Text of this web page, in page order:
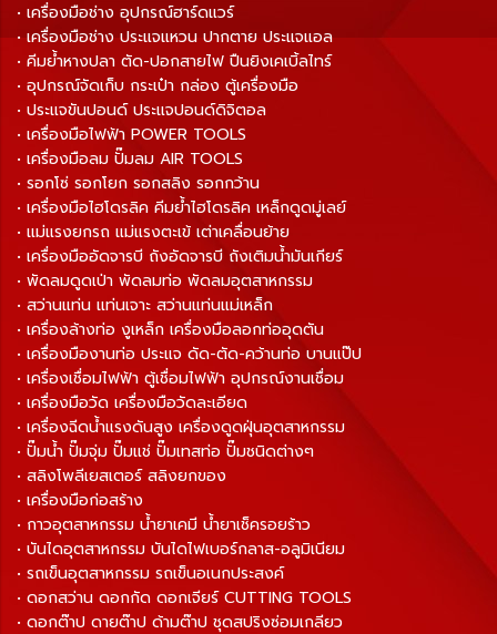
• เครื่องมือช่าง อุปกรณ์ฮาร์ดแวร์
• เครื่องมือช่าง ประแจแหวน ปากตาย ประแจแอล
• คีมย้ำหางปลา ตัด-ปอกสายไฟ ปืนยิงเคเบิ้ลไทร์
• อุปกรณ์จัดเก็บ กระเป๋า กล่อง ตู้เครื่องมือ
• ประแจขันปอนด์ ประแจปอนด์ดิจิตอล
• เครื่องมือไฟฟ้า POWER TOOLS
• เครื่องมือลม ปั๊มลม AIR TOOLS
• รอกโซ่ รอกโยก รอกสลิง รอกกว้าน
• เครื่องมือไฮโดรลิค คีมย้ำไฮโดรลิค เหล็กดูดมู่เลย์
• แม่แรงยกรถ แม่แรงตะเข้ เต่าเคลื่อนย้าย
• เครื่องมืออัดจารบี ถังอัดจารบี ถังเติมน้ำมันเกียร์
• พัดลมดูดเป่า พัดลมท่อ พัดลมอุตสาหกรรม
• สว่านแท่น แท่นเจาะ สว่านแท่นแม่เหล็ก
• เครื่องล้างท่อ งูเหล็ก เครื่องมือลอกท่ออุดตัน
• เครื่องมืองานท่อ ประแจ ดัด-ตัด-คว้านท่อ บานแป๊ป
• เครื่องเชื่อมไฟฟ้า ตู้เชื่อมไฟฟ้า อุปกรณ์งานเชื่อม
• เครื่องมือวัด เครื่องมือวัดละเอียด
• เครื่องฉีดน้ำแรงดันสูง เครื่องดูดฝุ่นอุตสาหกรรม
• ปั๊มน้ำ ปั๊มจุ่ม ปั๊มแช่ ปั๊มเทสท่อ ปั๊มชนิดต่างๆ
• สลิงโพลีเยสเตอร์ สลิงยกของ
• เครื่องมือก่อสร้าง
• กาวอุตสาหกรรม น้ำยาเคมี น้ำยาเช็ครอยร้าว
• บันไดอุตสาหกรรม บันไดไฟเบอร์กลาส-อลูมิเนียม
• รถเข็นอุตสาหกรรม รถเข็นอเนกประสงค์
• ดอกสว่าน ดอกกัด ดอกเจียร์ CUTTING TOOLS
• ดอกต๊าป ดายต๊าป ด้ามต๊าป ชุดสปริงซ่อมเกลียว